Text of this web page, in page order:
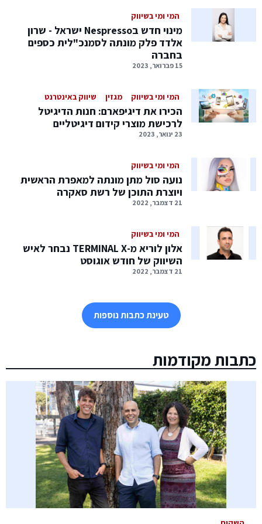
המי ומי בשיווק
מינוי חדש בNespresso ישראל - שרון
אלדד פלק מונתה לסמנכ"לית כספים
בחברה
15 פברואר, 2023
המי ומי בשיווק מגזין שיווק באינטרנט
הכירו את דיגיפארם: חנות הדיגיטל
לרכישת מוצרי קידום דיגיטליים
23 ינואר, 2023
המי ומי בשיווק
נועה סול מתן מונתה למאפרת הראשית
ויוצרת התוכן של רשת סאקרה
21 דצמבר, 2022
המי ומי בשיווק
אלון לוריא מ-TERMINAL X נבחר לאיש
השיווק של חודש אוגוסט
21 דצמבר, 2022
טעינת כתבות נוספות
כתבות מקודמות